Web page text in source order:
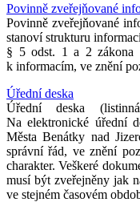
Povinně zveřejňované
Povinně zveřejňované
stanoví strukturu
§ 5 odst. 1 a 2 zákona
k informacím, ve znění
Úřední deska
Úřední deska
Na elektronické úřední
Města Benátky nad
správní řád, ve znění
charakter. Veškeré
musí být zveřejněny jak
ve stejném časovém